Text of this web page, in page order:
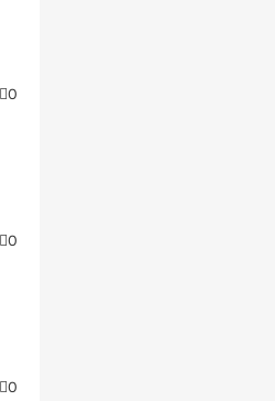
0
0
0